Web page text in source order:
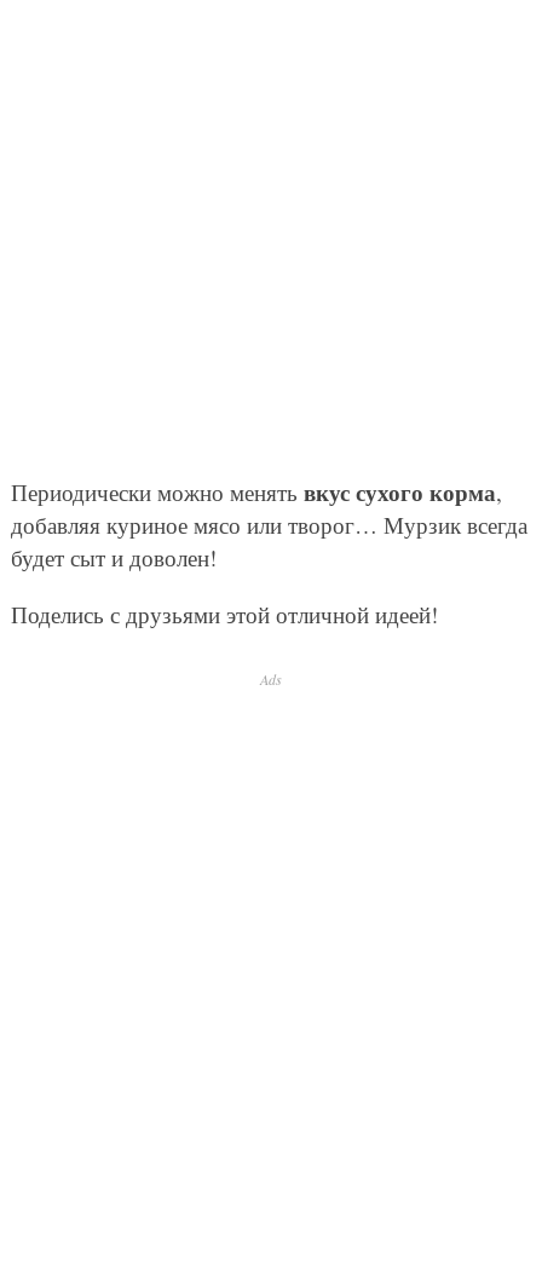
Периодически можно менять вкус сухого корма,
добавляя куриное мясо или творог… Мурзик всегда
будет сыт и доволен!
Поделись с друзьями этой отличной идеей!
Ads